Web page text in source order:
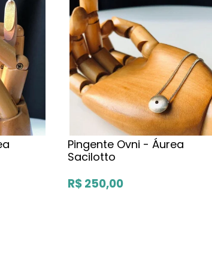
Pingente Ovni - Áurea
Sacilotto
R$ 250,00